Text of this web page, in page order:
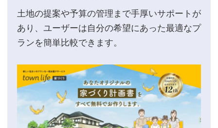
土地の提案や予算の管理まで手厚いサポートが
あり、ユーザーは自分の希望にあった最適なプ
ランを簡単比較できます。